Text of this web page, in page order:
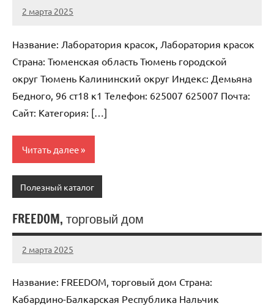
2 марта 2025
Anisa
Нет
Название: Лаборатория красок, Лаборатория красок
Страна: Тюменская область Тюмень городской
округ Тюмень Калининский округ Индекс: Демьяна
Бедного, 96 ст18 к1 Телефон: 625007 625007 Почта:
Cайт: Категория: […]
Читать далее
Полезный каталог
FREEDOM, торговый дом
2 марта 2025
Anisa
Нет
Название: FREEDOM, торговый дом Страна:
Кабардино-Балкарская Республика Нальчик